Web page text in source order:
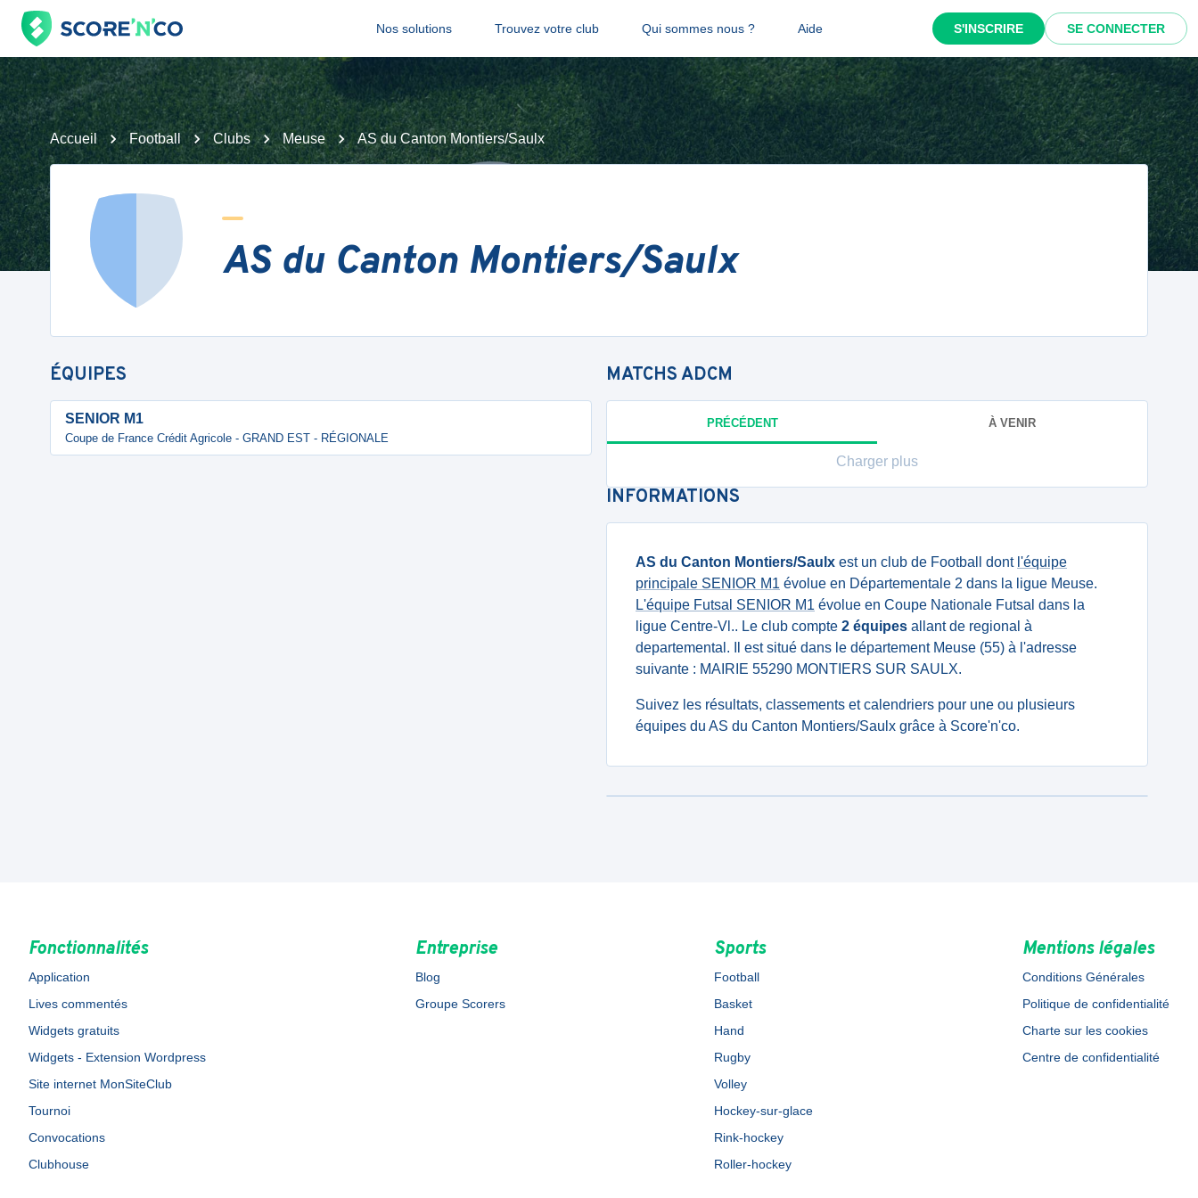
Nos solutions Trouvez votre club Qui sommes nous ? Aide S'INSCRIRE SE CONNECTER
Accueil Football Clubs Meuse AS du Canton Montiers/Saulx
AS du Canton Montiers/Saulx
ÉQUIPES
SENIOR M1
Coupe de France Crédit Agricole - GRAND EST - RÉGIONALE
MATCHSADCM
PRÉCÉDENT À VENIR
Charger plus
INFORMATIONS
AS du Canton Montiers/Saulx est un club de Football dont l'équipe
principale SENIOR M1 évolue en Départementale 2 dans la ligue Meuse.
L'équipe Futsal SENIOR M1 évolue en Coupe Nationale Futsal dans la
ligue Centre-Vl.. Le club compte 2 équipes allant de regional à
departemental. Il est situé dans le département Meuse (55) à l'adresse
suivante : MAIRIE 55290 MONTIERS SUR SAULX.
Suivez les résultats, classements et calendriers pour une ou plusieurs
équipes du AS du Canton Montiers/Saulx grâce à Score'n'co.
Fonctionnalités
Application
Lives commentés
Widgets gratuits
Widgets - Extension Wordpress
Site internet MonSiteClub
Tournoi
Convocations
Clubhouse
Entreprise
Blog
Groupe Scorers
Sports
Football
Basket
Hand
Rugby
Volley
Hockey-sur-glace
Rink-hockey
Roller-hockey
Mentions légales
Conditions Générales
Politique de confidentialité
Charte sur les cookies
Centre de confidentialité